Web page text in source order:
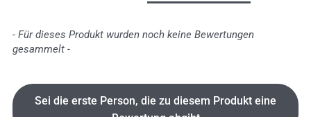
- Für dieses Produkt wurden noch keine Bewertungen
gesammelt -
Sei die erste Person, die zu diesem Produkt eine